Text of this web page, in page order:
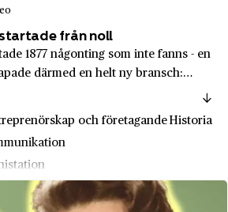
Hemslöjd
Hägersten
Hällefors
Häradsbygden
Härnösand
Hässleholm
Höganäs
från noll
1877 någonting som inte fanns - en
därmed en helt ny bransch:
såg ett behov som behövde en
nu finns.
och företagande Historia
kommunikation